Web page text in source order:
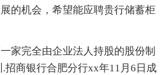
的机会，希望能应聘贵行储蓄柜
家完全由企业法人持股的股份制
招商银行合肥分行xx年11月6日成